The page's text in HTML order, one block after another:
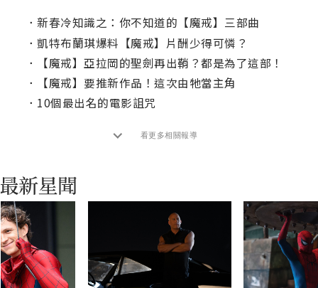
． 新春冷知識之：你不知道的【魔戒】三部曲
． 凱特布蘭琪爆料【魔戒】片酬少得可憐？
．
【魔戒】亞拉岡的聖劍再出鞘？都是為了這部！
．
【魔戒】要推新作品！這次由牠當主角
． 10個最出名的電影詛咒
看更多相關報導